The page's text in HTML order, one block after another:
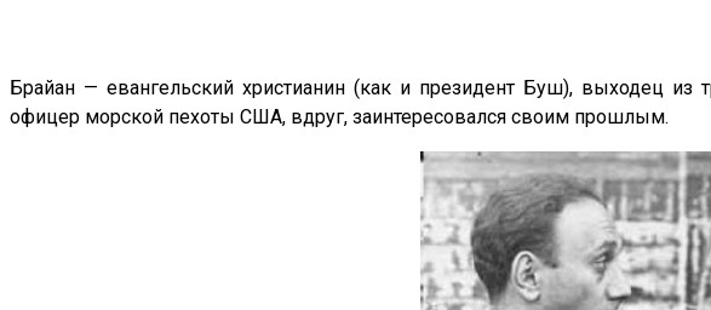
Брайан — евангельский христианин (как и президент Буш), выходец из
офицер морской пехоты США, вдруг, заинтересовался своим прошлым.